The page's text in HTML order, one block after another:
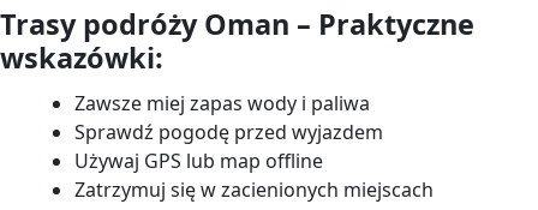
Trasy podróży Oman – Praktyczne
wskazówki:
Zawsze miej zapas wody i paliwa
Sprawdź pogodę przed wyjazdem
Używaj GPS lub map offline
Zatrzymuj się w zacienionych miejscach